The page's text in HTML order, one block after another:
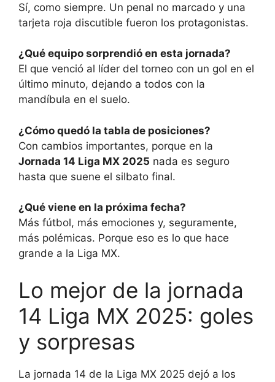
Sí, como siempre. Un penal no marcado y una
tarjeta roja discutible fueron los protagonistas.
¿Qué equipo sorprendió en esta jornada?
El que venció al líder del torneo con un gol en el
último minuto, dejando a todos con la
mandíbula en el suelo.
¿Cómo quedó la tabla de posiciones?
Con cambios importantes, porque en la
Jornada 14 Liga MX 2025 nada es seguro
hasta que suene el silbato final.
¿Qué viene en la próxima fecha?
Más fútbol, más emociones y, seguramente,
más polémicas. Porque eso es lo que hace
grande a la Liga MX.
Lo mejor de la jornada
14 Liga MX 2025: goles
y sorpresas
La jornada 14 de la Liga MX 2025 dejó a los